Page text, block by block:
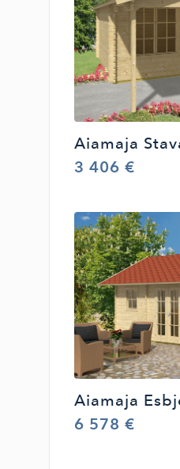
Aiamaja
3 406 €
Aiamaja
6 578 €